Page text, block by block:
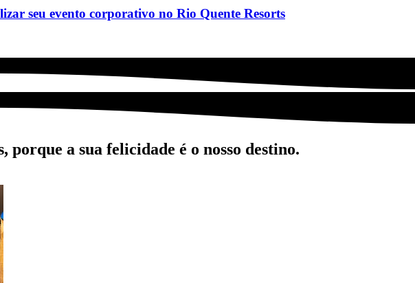
seu evento corporativo no Rio Quente Resorts
porque a sua felicidade é o nosso destino.